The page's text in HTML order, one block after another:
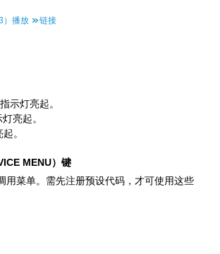
）播放
链接
示灯亮起。
亮起。
。
MENU）键
用菜单。需先注册预设代码，才可使用这些